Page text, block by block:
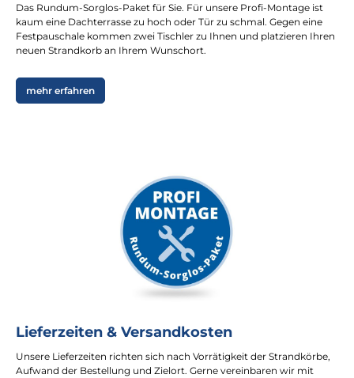
Das Rundum-Sorglos-Paket für Sie. Für unsere Profi-Montage ist
kaum eine Dachterrasse zu hoch oder Tür zu schmal. Gegen eine
Festpauschale kommen zwei Tischler zu Ihnen und platzieren Ihren
neuen Strandkorb an Ihrem Wunschort.
mehr erfahren
Lieferzeiten & Versandkosten
Unsere Lieferzeiten richten sich nach Vorrätigkeit der Strandkörbe,
Aufwand der Bestellung und Zielort. Gerne vereinbaren wir mit